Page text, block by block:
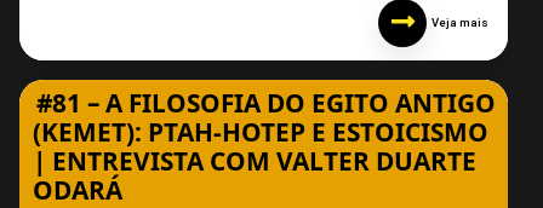
Veja mais
#81 – A FILOSOFIA DO EGITO ANTIGO
(KEMET): PTAH-HOTEP E ESTOICISMO
| ENTREVISTA COM VALTER DUARTE
ODARÁ